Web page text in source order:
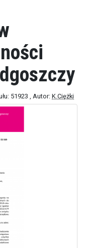
51923 , Autor: K.Ciężki